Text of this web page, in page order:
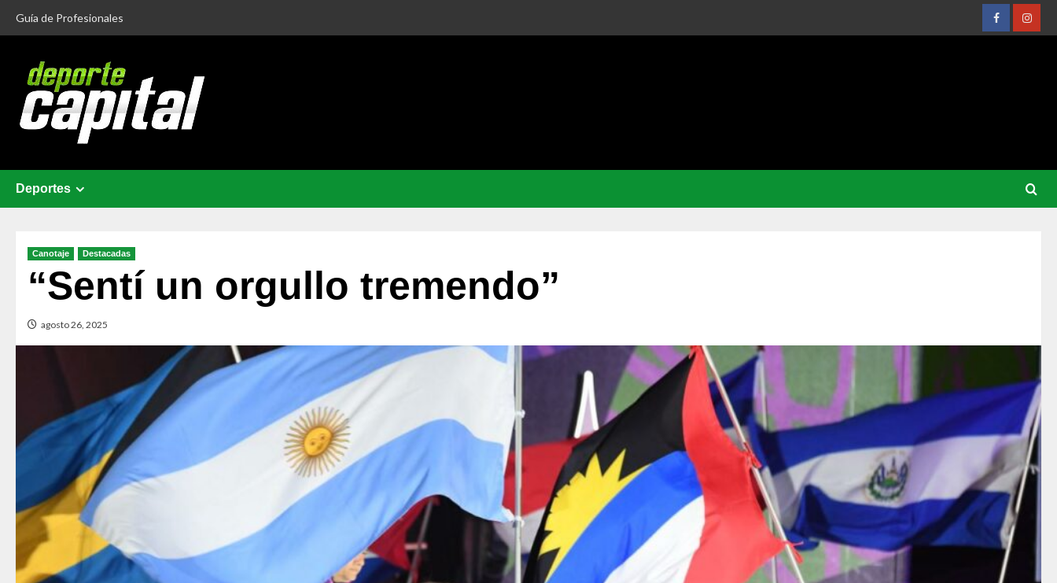
Guía de Profesionales
Deportes
Canotaje Destacadas
“Sentí un orgullo tremendo”
agosto 26, 2025